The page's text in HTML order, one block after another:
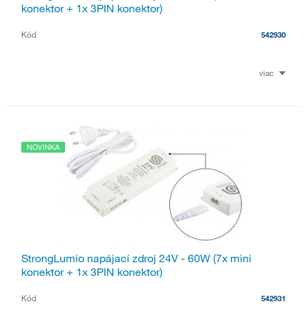
konektor + 1x 3PIN konektor)
Kód 542930
viac
NOVINKA
StrongLumio napájací zdroj 24V - 60W (7x mini
konektor + 1x 3PIN konektor)
Kód 542931